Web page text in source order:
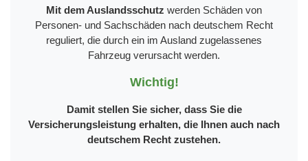
Mit dem Auslandsschutz werden Schäden von
Personen- und Sachschäden nach deutschem Recht
reguliert, die durch ein im Ausland zugelassenes
Fahrzeug verursacht werden.
Wichtig!
Damit stellen Sie sicher, dass Sie die
Versicherungsleistung erhalten, die Ihnen auch nach
deutschem Recht zustehen.